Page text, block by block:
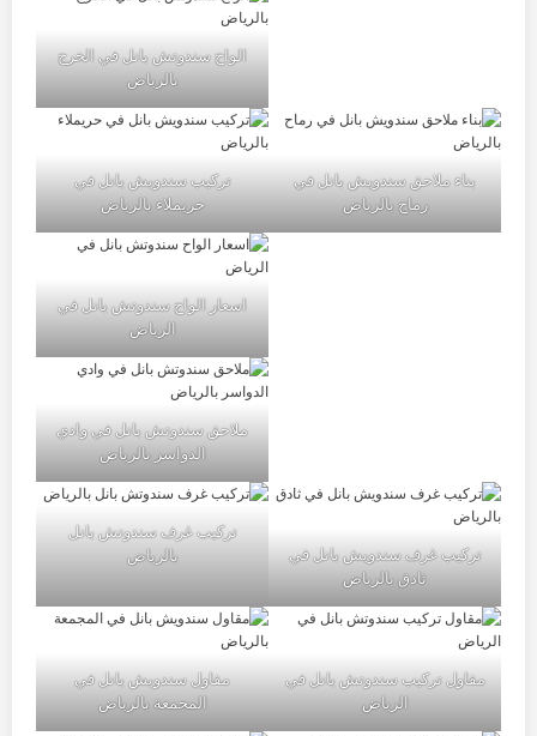
الواح سندوتش بانل في الخرج
بالرياض
بناء ملاحق سندويش بانل في
رماح بالرياض
تركيب سندويش بانل في
حريملاء بالرياض
اسعار الواح سندوتش بانل في
الرياض
ملاحق سندوتش بانل في وادي
الدواسر بالرياض
تركيب غرف سندويش بانل في
ثادق بالرياض
تركيب غرف سندوتش بانل
بالرياض
مقاول تركيب سندوتش بانل في
الرياض
مقاول سندويش بانل في
المجمعة بالرياض